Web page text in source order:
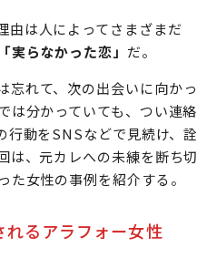
由は人によってさまざまだ
「実らなかった恋」 だ。
忘れて、次の出会いに向かっ
は分かっていても、つい連絡
行動をSNSなどで見続け、詮
、元カレへの未練を断ち切
女性の事例を紹介する。
るアラフォー女性